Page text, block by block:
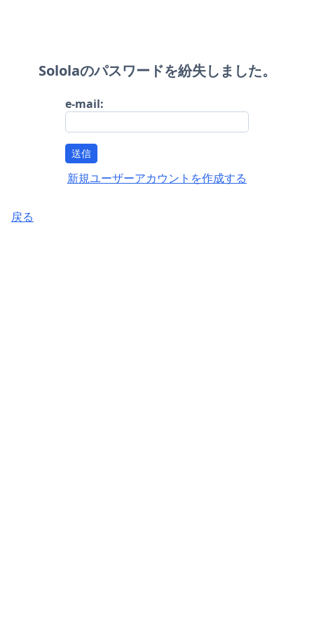
Sololaのパスワードを紛失しました。
e-mail:
送信
新規ユーザーアカウントを作成する
戻る